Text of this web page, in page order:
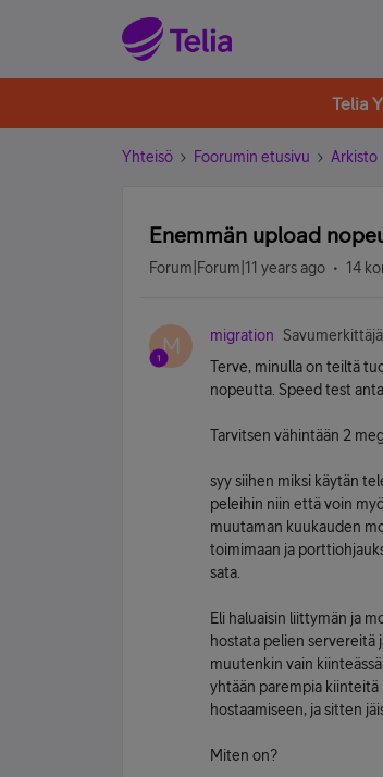
Telia
Yhteisö Foorumin etusivu Arkisto
Enemmän upload
Forum|Forum|11 years ago 14
M migration
Savumerkittäjä
Terve, minulla on teiltä
nopeutta. Speed test
Tarvitsen vähintään 2
syy siihen miksi käytän
peleihin niin että voin
muutaman kuukauden
toimimaan ja
sata.
Eli haluaisin liittymän ja
hostata pelien
muutenkin vain
yhtään parempia kiinteitä
hostaamiseen, ja sitten
Miten on?